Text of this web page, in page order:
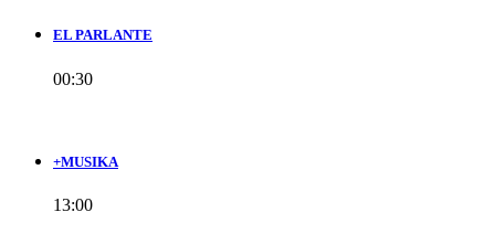
EL PARLANTE
00:30
+MUSIKA
13:00